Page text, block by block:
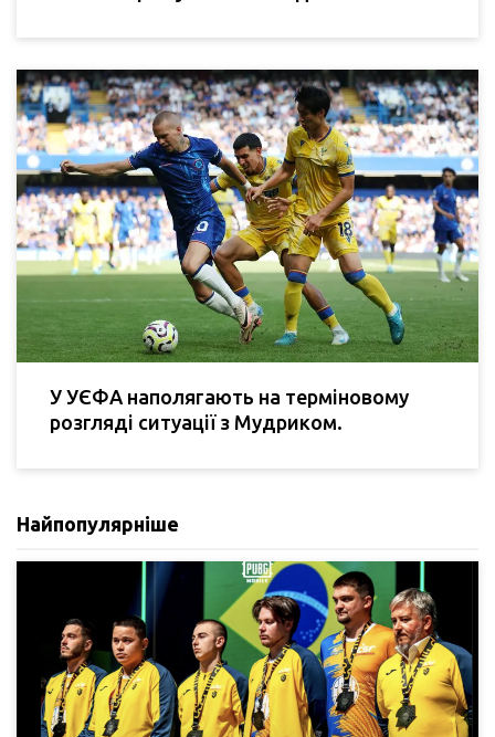
У УЄФА наполягають на терміновому
розгляді ситуації з Мудриком.
Найпопулярніше